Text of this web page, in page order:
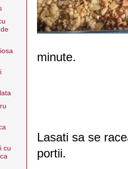
minute.
Lasati sa se
portii.
cu